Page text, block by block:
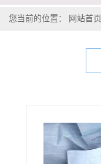
您当前的位置： 网站首页